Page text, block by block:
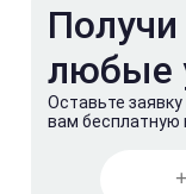
Получи
любые
Оставьте
вам бесплатную